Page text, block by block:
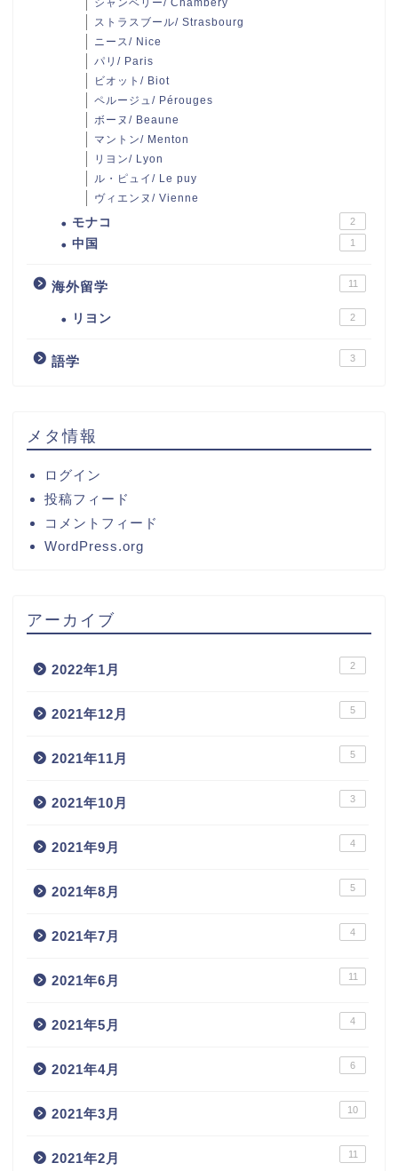
シャンベリー/ Chambery
ストラスブール/ Strasbourg
ニース/ Nice
パリ/ Paris
ビオット/ Biot
ペルージュ/ Pérouges
ボーヌ/ Beaune
マントン/ Menton
リヨン/ Lyon
ル・ピュイ/ Le puy
ヴィエンヌ/ Vienne
モナコ 2
中国 1
海外留学 11
リヨン 2
語学 3
メタ情報
ログイン
投稿フィード
コメントフィード
WordPress.org
アーカイブ
2022年1月 2
2021年12月 5
2021年11月 5
2021年10月 3
2021年9月 4
2021年8月 5
2021年7月 4
2021年6月 11
2021年5月 4
2021年4月 6
2021年3月 10
2021年2月 11